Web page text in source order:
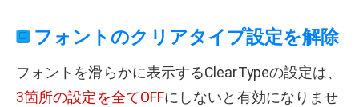
フォントのクリアタイプ設定を解除
フォントを滑らかに表示するClearTypeの設定は、
3箇所の設定を全てOFFにしないと有効になりませ